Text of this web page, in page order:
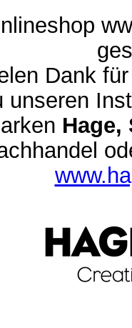
Dank
unseren
Hage,